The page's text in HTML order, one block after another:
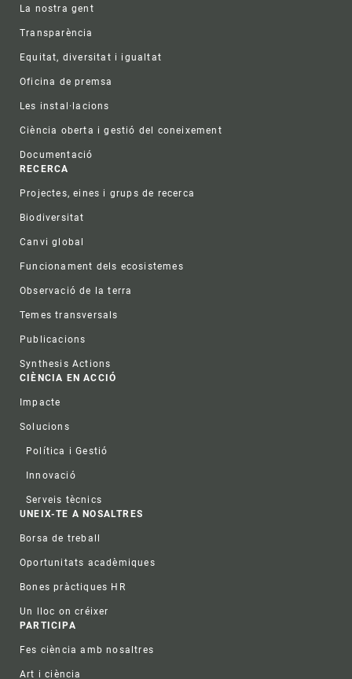
La nostra gent
Transparència
Equitat, diversitat i igualtat
Oficina de premsa
Les instal·lacions
Ciència oberta i gestió del coneixement
Documentació
RECERCA
Projectes, eines i grups de recerca
Biodiversitat
Canvi global
Funcionament dels ecosistemes
Observació de la terra
Temes transversals
Publicacions
Synthesis Actions
CIÈNCIA EN ACCIÓ
Impacte
Solucions
Política i Gestió
Innovació
Serveis tècnics
UNEIX-TE A NOSALTRES
Borsa de treball
Oportunitats acadèmiques
Bones pràctiques HR
Un lloc on créixer
PARTICIPA
Fes ciència amb nosaltres
Art i ciència